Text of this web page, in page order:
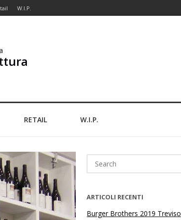
W.I.P.
RETAIL W.I.P.
for:
ARTICOLI RECENTI
Burger Brothers 2019 Treviso